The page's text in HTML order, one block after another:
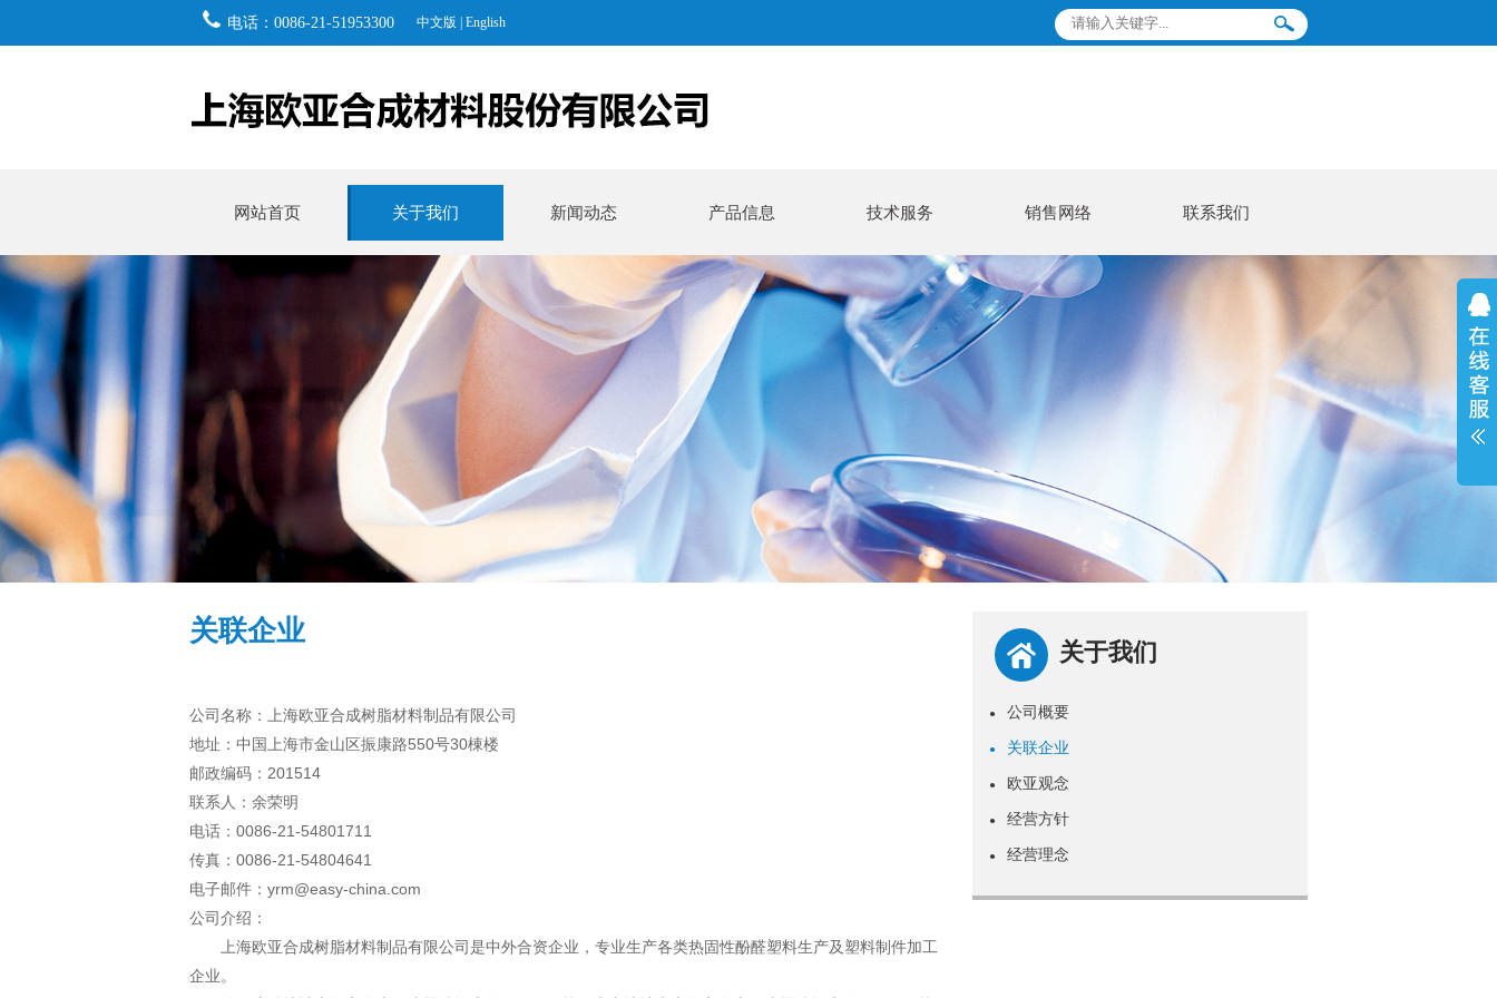
电话：0086-21-51953300 中文版 English
网站首页 关于我们 新闻动态 产品信息 技术服务 销售网络 联系我们
关于我们
● 公司概要
● 关联企业
● 欧亚观念
● 经营方针
● 经营理念
关联企业
公司名称：上海欧亚合成树脂材料制品有限公司
地址：中国上海市金山区振康路550号30棟楼
邮政编码：201514
联系人：余荣明
电话：0086-21-54801711
传真：0086-21-54804641
电子邮件：yrm@easy-china.com
公司介绍：
上海欧亚合成树脂材料制品有限公司是中外合资企业，专业生产各类热固性酚醛塑料生产及塑料制件加工
企业。